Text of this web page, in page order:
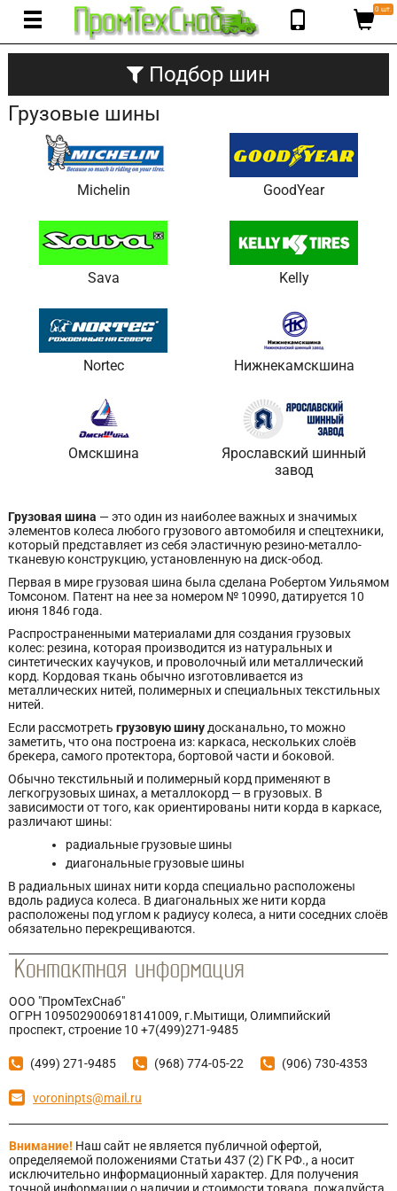
0 шт.
Подбор шин
Грузовые шины
Michelin GoodYear
Sava Kelly
Nortec Нижнекамскшина
Омскшина
Ярославский шинный
завод
Грузовая шина — это один из наиболее важных и значимых
элементов колеса любого грузового автомобиля и спецтехники,
который представляет из себя эластичную резино-металло-
тканевую конструкцию, установленную на диск-обод.
Первая в мире грузовая шина была сделана Робертом Уильямом
Томсоном. Патент на нее за номером № 10990, датируется 10
июня 1846 года.
Распространенными материалами для создания грузовых
колес: резина, которая производится из натуральных и
синтетических каучуков, и проволочный или металлический
корд. Кордовая ткань обычно изготовливается из
металлических нитей, полимерных и специальных текстильных
нитей.
Если рассмотреть грузовую шину досканально,то можно
заметить, что она построена из: каркаса, нескольких слоёв
брекера, самого протектора, бортовой части и боковой.
Обычно текстильный и полимерный корд применяют в
легкогрузовых шинах, а металлокорд — в грузовых. В
зависимости от того, как ориентированы нити корда в каркасе,
различают шины:
радиальные грузовые шины
диагональные грузовые шины
В радиальных шинах нити корда специально расположены
вдоль радиуса колеса. В диагональных же нити корда
расположены под углом к радиусу колеса, а нити соседних слоёв
обязательно перекрещиваются.
ООО "ПромТехСнаб"
ОГРН 1095029006918141009, г.Мытищи, Олимпийский
проспект, строение 10 +7(499)271-9485
(499) 271-9485 (968) 774-05-22 (906) 730-4353
voroninpts@mail.ru
Внимание! Наш сайт не является публичной офертой,
определяемой положениями Статьи 437 (2) ГК РФ., а носит
исключительно информационный характер. Для получения